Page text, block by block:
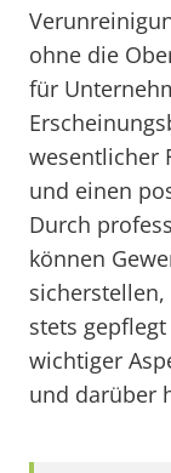
ohne die
für
wesentlicher
und einen
Durch
können
stets
wichtiger
und darüber